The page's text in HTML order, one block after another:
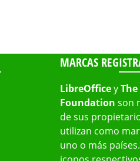
MARCAS
LibreOfficey
Foundation son
de sus
utilizan como
uno o más